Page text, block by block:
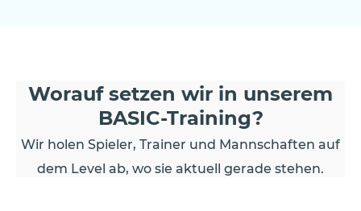
Worauf setzen wir in unserem
BASIC-Training?
Wir holen Spieler, Trainer und Mannschaften auf
dem Level ab, wo sie aktuell gerade stehen.